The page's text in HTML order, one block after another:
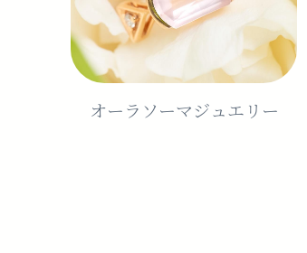
オーラソーマジュエリー